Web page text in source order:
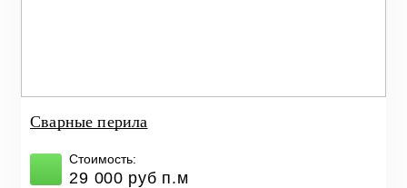
Сварные перила
Стоимость:
29 000 руб п.м